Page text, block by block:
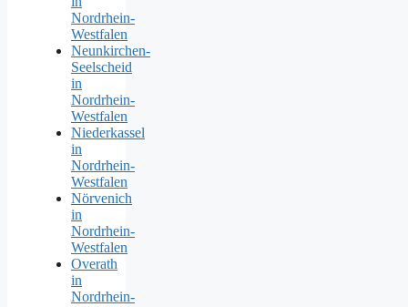
Nordrhein-
Westfalen
Neunkirchen-
Seelscheid
in
Nordrhein-
Westfalen
Niederkassel
in
Nordrhein-
Westfalen
Nörvenich
in
Nordrhein-
Westfalen
Overath
in
Nordrhein-